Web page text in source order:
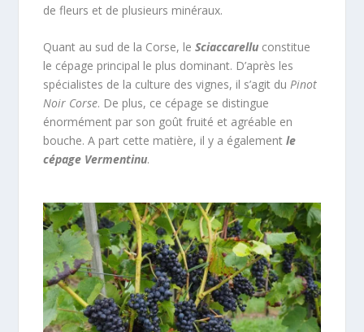
de fleurs et de plusieurs minéraux.
Quant au sud de la Corse, leSciaccarellu constitue
le cépage principal le plus dominant. D’après les
spécialistes de la culture des vignes, il s’agit duPinot
Noir Corse. De plus, ce cépage se distingue
énormément par son goût fruité et agréable en
bouche. A part cette matière, il y a égalementle
cépage Vermentinu.